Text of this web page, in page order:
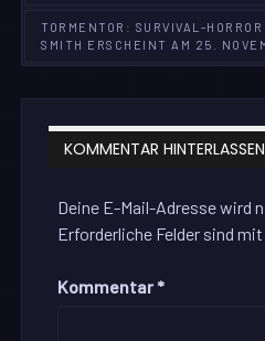
TORMENTOR: SURVIVAL-
SMITH ERSCHEINT AM 25.
KOMMENTAR HINTERLASSEN
Deine E-Mail-Adresse wird
Erforderliche Felder sind
Kommentar *